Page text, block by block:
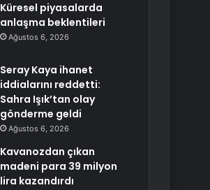
Küresel piyasalarda
anlaşma beklentileri
Ağustos 6, 2026
Seray Kaya ihanet
iddialarını reddetti:
Sahra Işık’tan olay
gönderme geldi
Ağustos 6, 2026
Kavanozdan çıkan
madeni para 39 milyon
lira kazandırdı